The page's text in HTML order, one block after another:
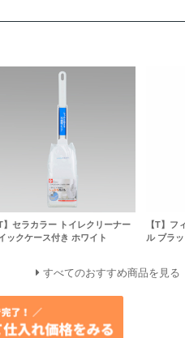
T】セラカラー トイレクリーナー
ックケース付き ホワイト
【T】フ
ル ブラ
すべてのおすすめ商品を見る